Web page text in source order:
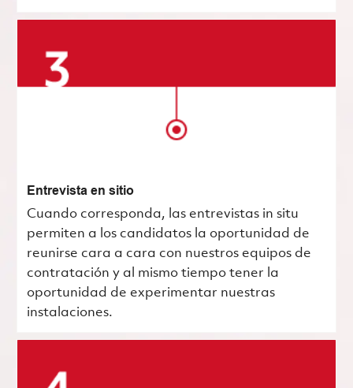
Entrevista en sitio
Cuando corresponda, las entrevistas in situ
permiten a los candidatos la oportunidad de
reunirse cara a cara con nuestros equipos de
contratación y al mismo tiempo tener la
oportunidad de experimentar nuestras
instalaciones.